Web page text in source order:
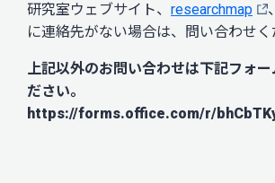
研究室ウェブサイト、 researchmap
に連絡先がない場合は、問い合わせく
上記以外のお問い合わせは下記フォー
ださい。
https://forms.office.com/r/